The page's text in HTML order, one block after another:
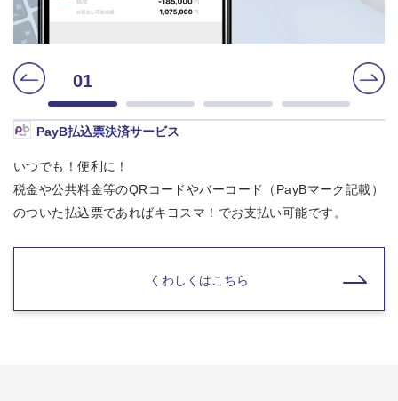
PayB払込票決済サービス
いつでも！便利に！
税金や公共料金等のQRコードやバーコード（PayBマーク記載）
のついた払込票であればキヨスマ！でお支払い可能です。
くわしくはこちら